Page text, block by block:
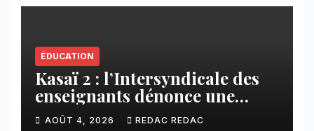
ÉDUCATION
Kasaï 2 : l’Intersyndicale des
enseignants dénonce une
contribution financière
AOÛT 4, 2026 REDAC REDAC